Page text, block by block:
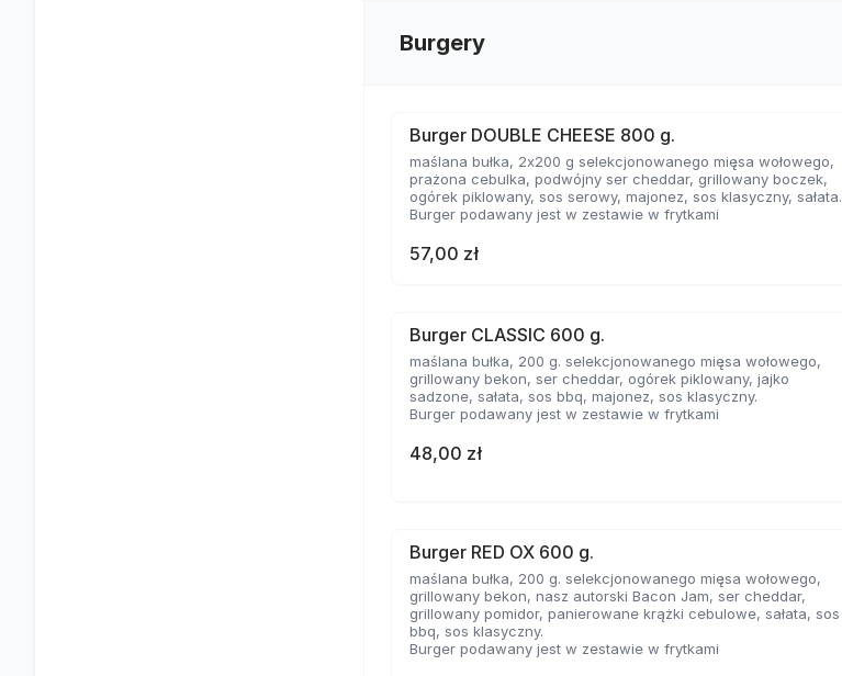
Burgery
Burger DOUBLE CHEESE 800 g.
maślana bułka, 2x200 g selekcjonowanego mięsa wołowego,
prażona cebulka, podwójny ser cheddar, grillowany boczek,
ogórek piklowany, sos serowy, majonez, sos klasyczny, sałata.
Burger podawany jest w zestawie w frytkami
57,00 zł
Burger CLASSIC 600 g.
maślana bułka, 200 g. selekcjonowanego mięsa wołowego,
grillowany bekon, ser cheddar, ogórek piklowany, jajko
sadzone, sałata, sos bbq, majonez, sos klasyczny.
Burger podawany jest w zestawie w frytkami
48,00 zł
Burger RED OX 600 g.
maślana bułka, 200 g. selekcjonowanego mięsa wołowego,
grillowany bekon, nasz autorski Bacon Jam, ser cheddar,
grillowany pomidor, panierowane krążki cebulowe, sałata, sos
bbq, sos klasyczny.
Burger podawany jest w zestawie w frytkami